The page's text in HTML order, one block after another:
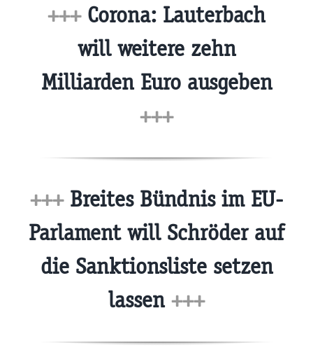
+++Corona: Lauterbach
will weitere zehn
Milliarden Euro ausgeben
+++
+++Breites Bündnis im EU-
Parlament will Schröder auf
die Sanktionsliste setzen
lassen +++